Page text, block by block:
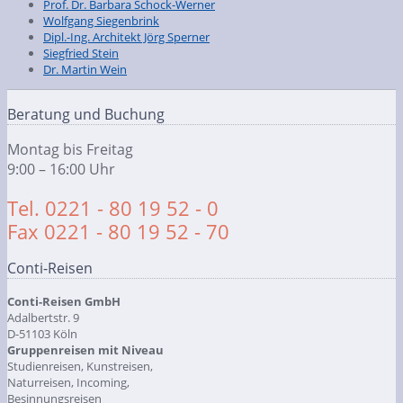
Prof. Dr. Barbara Schock-Werner
Wolfgang Siegenbrink
Dipl.-Ing. Architekt Jörg Sperner
Siegfried Stein
Dr. Martin Wein
Beratung und Buchung
Montag bis Freitag
9:00 – 16:00 Uhr
Tel. 0221 - 80 19 52 - 0
Fax 0221 - 80 19 52 - 70
Conti-Reisen
Conti-Reisen GmbH
Adalbertstr. 9
D-51103 Köln
Gruppenreisen mit Niveau
Studienreisen, Kunstreisen,
Naturreisen, Incoming,
Besinnungsreisen